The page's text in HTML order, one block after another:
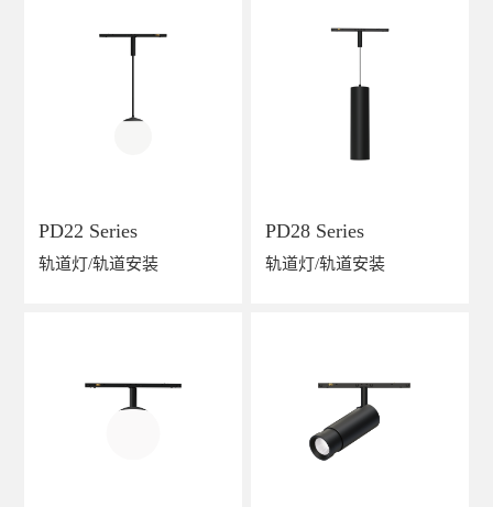
PD22 Series
轨道灯/轨道安装
PD28 Series
轨道灯/轨道安装